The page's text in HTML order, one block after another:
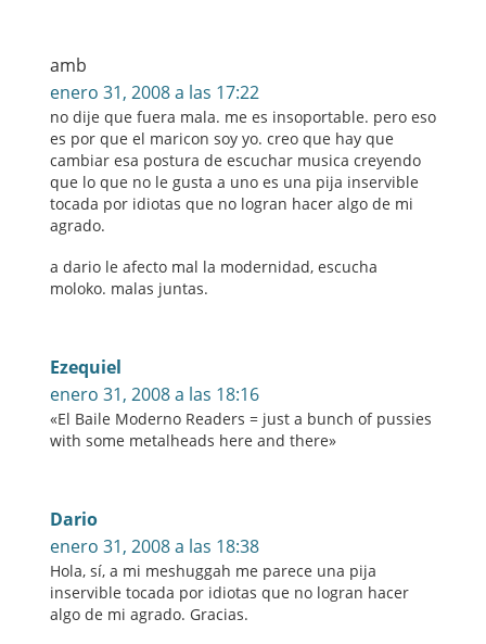
amb
enero 31, 2008 a las 17:22
no dije que fuera mala. me es insoportable. pero eso
es por que el maricon soy yo. creo que hay que
cambiar esa postura de escuchar musica creyendo
que lo que no le gusta a uno es una pija inservible
tocada por idiotas que no logran hacer algo de mi
agrado.
a dario le afecto mal la modernidad, escucha
moloko. malas juntas.
Ezequiel
enero 31, 2008 a las 18:16
«El Baile Moderno Readers = just a bunch of pussies
with some metalheads here and there»
Dario
enero 31, 2008 a las 18:38
Hola, sí, a mi meshuggah me parece una pija
inservible tocada por idiotas que no logran hacer
algo de mi agrado. Gracias.